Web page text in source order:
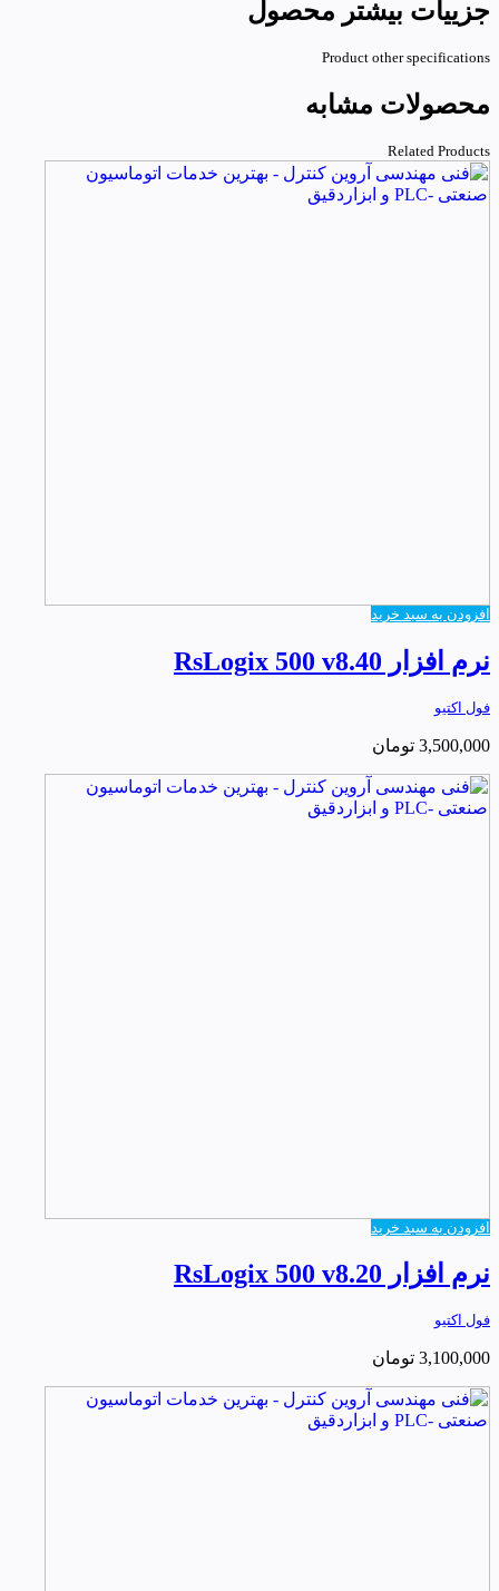
جزییات بیشتر محصول
Product other specifications
محصولات مشابه
Related Products
افزودن به سبد خرید
نرم افزار RsLogix 500 v8.40
فول اکتیو
3,500,000 تومان
افزودن به سبد خرید
نرم افزار RsLogix 500 v8.20
فول اکتیو
3,100,000 تومان